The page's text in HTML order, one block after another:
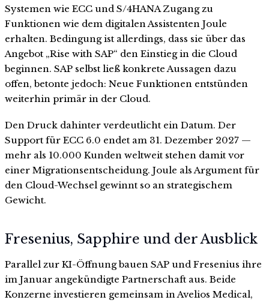
Systemen wie ECC und S/4HANA Zugang zu
Funktionen wie dem digitalen Assistenten Joule
erhalten. Bedingung ist allerdings, dass sie über das
Angebot „Rise with SAP“ den Einstieg in die Cloud
beginnen. SAP selbst ließ konkrete Aussagen dazu
offen, betonte jedoch: Neue Funktionen entstünden
weiterhin primär in der Cloud.
Den Druck dahinter verdeutlicht ein Datum. Der
Support für ECC 6.0 endet am 31. Dezember 2027 —
mehr als 10.000 Kunden weltweit stehen damit vor
einer Migrationsentscheidung. Joule als Argument für
den Cloud-Wechsel gewinnt so an strategischem
Gewicht.
Fresenius, Sapphire und der Ausblick
Parallel zur KI-Öffnung bauen SAP und Fresenius ihre
im Januar angekündigte Partnerschaft aus. Beide
Konzerne investieren gemeinsam in Avelios Medical,